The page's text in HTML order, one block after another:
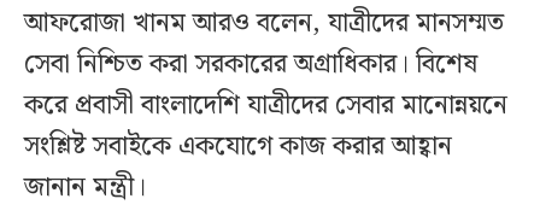
আফরোজা খানম আরও বলেন, যাত্রীদের মানসম্মত
সেবা নিশ্চিত করা সরকারের অগ্রাধিকার। বিশেষ
করে প্রবাসী বাংলাদেশি যাত্রীদের সেবার মানোন্নয়নে
সংশ্লিষ্ট সবাইকে একযোগে কাজ করার আহ্বান
জানান মন্ত্রী।